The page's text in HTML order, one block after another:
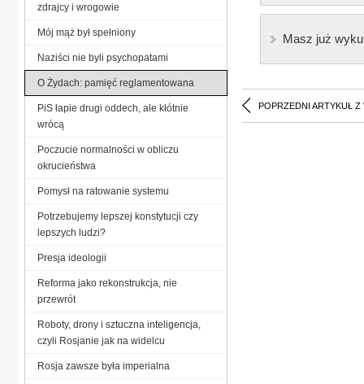
Masz już
POPRZEDNI ARTYKUŁ Z
zdrajcy i wrogowie
Mój mąż był spełniony
Naziści nie byli psychopatami
O Żydach: pamięć reglamentowana
PiS łapie drugi oddech, ale kłótnie
wrócą
Poczucie normalności w obliczu
okrucieństwa
Pomysł na ratowanie systemu
Potrzebujemy lepszej konstytucji czy
lepszych ludzi?
Presja ideologii
Reforma jako rekonstrukcja, nie
przewrót
Roboty, drony i sztuczna inteligencja,
czyli Rosjanie jak na widelcu
Rosja zawsze była imperialna